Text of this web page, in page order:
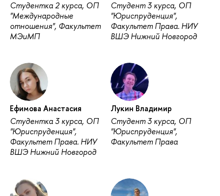
Студентка 2 курса, ОП
"Международные
отношения", Факультет
МЭиМП
Студент 3 курса, ОП
"Юриспруденция",
Факультет Права. НИУ
ВШЭ Нижний Новгород
Ефимова Анастасия
Студентка 3 курса, ОП
"Юриспруденция",
Факультет Права. НИУ
ВШЭ Нижний Новгород
Лукин Владимир
Студент 3 курса, ОП
"Юриспруденция",
Факультет Права